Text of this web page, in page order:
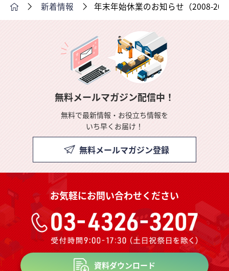
新着情報 年末年始休業のお知らせ（2008-
無料メールマガジン配信中！
無料で最新情報・お役立ち情報を
いち早くお届け！
無料メールマガジン登録
お気軽にお問い合わせください
資料ダウンロード